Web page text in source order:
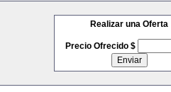
Realizar una Oferta
Precio Ofrecido $